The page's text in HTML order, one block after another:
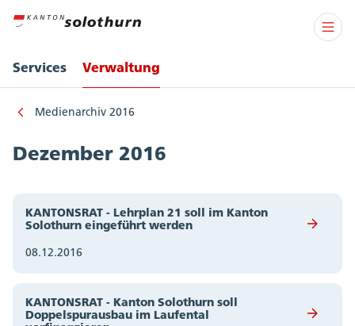
Services Verwaltung
Medienarchiv 2016
Dezember 2016
KANTONSRAT - Lehrplan 21 soll im Kanton
Solothurn eingeführt werden
08.12.2016
KANTONSRAT - Kanton Solothurn soll
Doppelspurausbau im Laufental